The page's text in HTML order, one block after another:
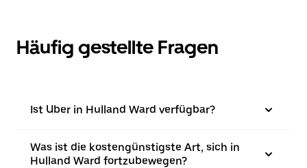
Häufig gestellte Fragen
Ist Uber in Hulland Ward verfügbar?
Was ist die kostengünstigste Art, sich in
Hulland Ward fortzubewegen?